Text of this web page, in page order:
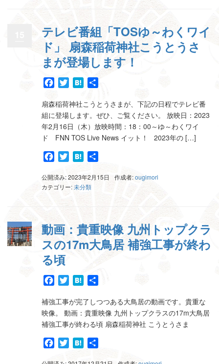
テレビ番組「TOSゆ～わくワイ
ド」 扇森稲荷神社こうとうさ
まが登場します！
FacebookTwitterHatena
扇森稲荷神社こうとうさまが、下記の日程でテレビ番
組に登場します。ぜひ、ご覧ください。 放映日：2023
年2月16日（木）放映時間：18：00～ゆ～わくワイ
ド FNN TOS Live News イット！ 2023年の […]
FacebookTwitterHatena
公開済み: 2023年2月15日 作成者:ougimori
カテゴリー:未分類
動画：貴重映像 九州トップクラ
スの17m大鳥居 補強工事が終わ
る頃
FacebookTwitterHatena
補強工事が完了しつつある大鳥居の動画です。貴重な
映像。 動画：貴重映像 九州トップクラスの17m大鳥居
補強工事が終わる頃 扇森稲荷神社 こうとうさま
FacebookTwitterHatena